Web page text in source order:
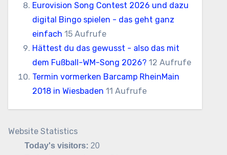
Eurovision Song Contest 2026 und dazu
digital Bingo spielen - das geht ganz
einfach 15 Aufrufe
Hättest du das gewusst - also das mit
dem Fußball-WM-Song 2026? 12 Aufrufe
Termin vormerken Barcamp RheinMain
2018 in Wiesbaden 11 Aufrufe
Website Statistics
Today's visitors: 20